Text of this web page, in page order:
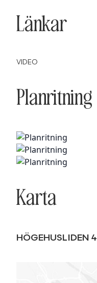
Länkar
VIDEO
Planritning
Karta
HÖGEHUSLIDEN 4